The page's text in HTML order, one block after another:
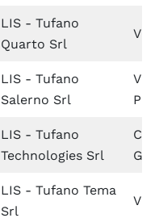
LIS - Tufano
Quarto Srl
LIS - Tufano
Salerno Srl
LIS - Tufano
Technologies Srl
LIS - Tufano Tema
Srl